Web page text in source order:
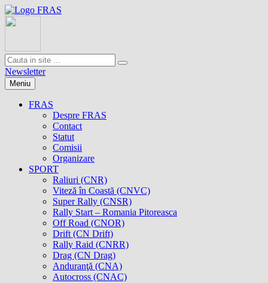
Newsletter
Meniu
FRAS
Despre FRAS
Contact
Statut
Comisii
Organizare
SPORT
Raliuri (CNR)
Viteză în Coastă (CNVC)
Super Rally (CNSR)
Rally Start – Romania Pitoreasca
Off Road (CNOR)
Drift (CN Drift)
Rally Raid (CNRR)
Drag (CN Drag)
Anduranţă (CNA)
Autocross (CNAC)